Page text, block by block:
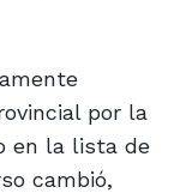
por la
en la lista de
cambió,